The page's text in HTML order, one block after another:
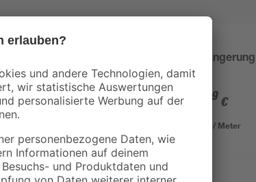
weiß 3 m
7,99€ 79 €
1,76 € / Meter